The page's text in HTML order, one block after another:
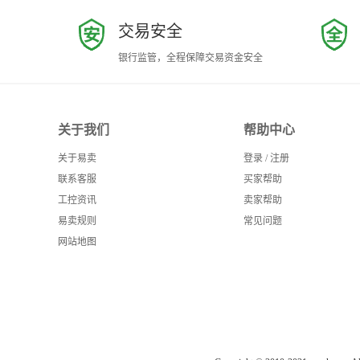
交易安全
银行监管，全程保障交易资金安全
关于我们
关于易卖
联系客服
工控资讯
易卖规则
网站地图
帮助中心
登录 / 注册
买家帮助
卖家帮助
常见问题